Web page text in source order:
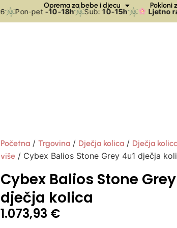
Pon-pet-10-18h Sub:10-15h Ljetno
Oprema za bebe i djecu Pokloni
Početna / Trgovina / Dječja kolica / Dječja
više / Cybex Balios Stone Grey 4u1 dječja
Cybex Balios Stone Grey
dječja kolica
1.073,93 €